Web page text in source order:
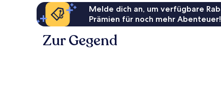
Melde dich an, um verfügbare
Prämien für noch mehr Abenteuer!
Zur Gegend